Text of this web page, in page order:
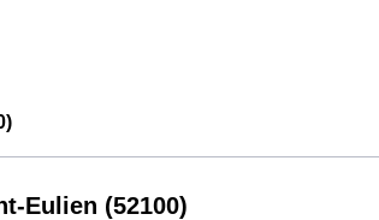
Eulien (52100)